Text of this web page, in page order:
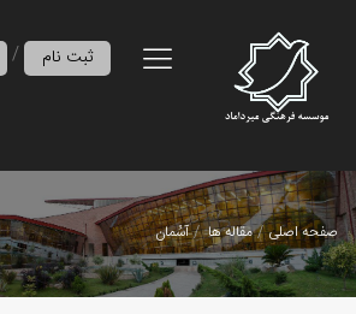
/ ثبت نام
صفحه اصلی مقاله ها آسُمان